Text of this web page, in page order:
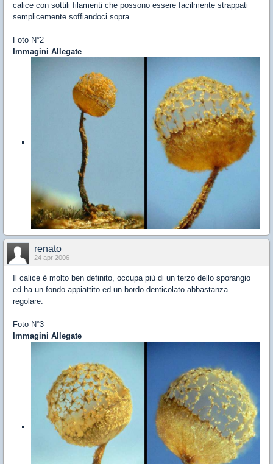
calice con sottili filamenti che possono essere facilmente strappati
semplicemente soffiandoci sopra.
Foto N°2
Immagini Allegate
renato
24 apr 2006
Il calice è molto ben definito, occupa più di un terzo dello sporangio
ed ha un fondo appiattito ed un bordo denticolato abbastanza
regolare.
Foto N°3
Immagini Allegate